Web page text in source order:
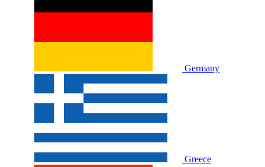
Germany
Greece